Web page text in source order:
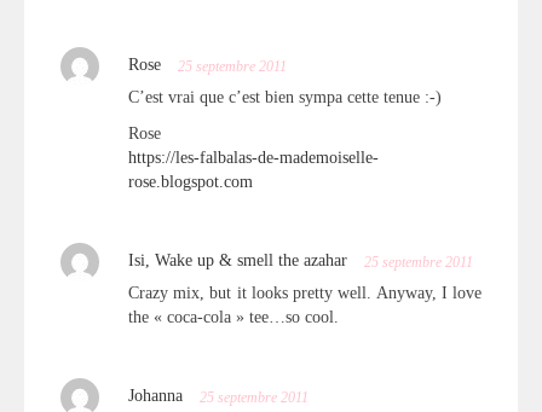
Rose 25 septembre 2011
C’est vrai que c’est bien sympa cette tenue :-)
Rose
https://les-falbalas-de-mademoiselle-
rose.blogspot.com
Isi, Wake up & smell the azahar 25 septembre 2011
Crazy mix, but it looks pretty well. Anyway, I love
the « coca-cola » tee…so cool.
Johanna 25 septembre 2011